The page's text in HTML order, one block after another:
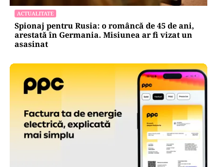
ACTUALITATE
Spionaj pentru Rusia: o româncă de 45 de ani,
arestată în Germania. Misiunea ar fi vizat un
asasinat